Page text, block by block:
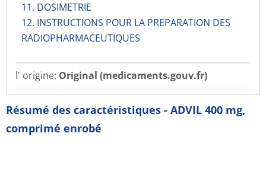
11. DOSIMETRIE
12. INSTRUCTIONS POUR LA PREPARATION DES
RADIOPHARMACE­UTIQUES
l' origine: Original (medicaments.gouv.fr)
Résumé des caractéristiques - ADVIL 400 mg,
comprimé enrobé